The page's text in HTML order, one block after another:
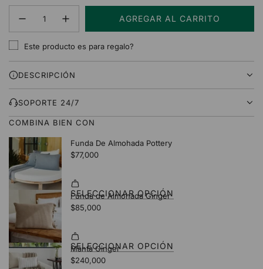
AGREGAR AL CARRITO
C
G
N
O
.
Este producto es para regalo?
DESCRIPCIÓN
SOPORTE 24/7
COMBINA BIEN CON